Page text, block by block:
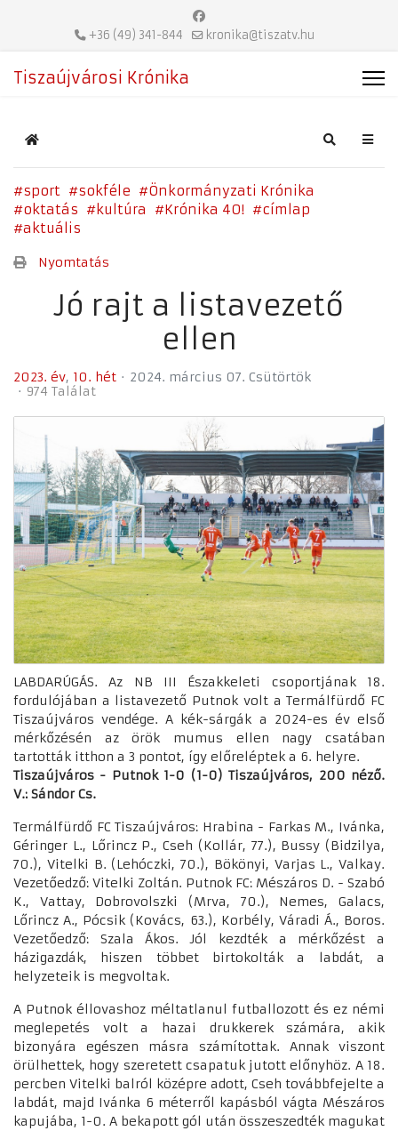
+36 (49) 341-844 kronika@tiszatv.hu
Tiszaújvárosi Krónika
Home Search
sport sokféle
Önkormányzati Krónika
oktatás
kultúra Krónika 40!
címlap
aktuális
Nyomtatás
Jó rajt a listavezető
ellen
2023. év 10. hét
2024. március 07. Csütörtök
974 Találat
LABDARÚGÁS. Az NB III Északkeleti csoportjának 18.
fordulójában a listavezető Putnok volt a Termálfürdő FC
Tiszaújváros vendége. A kék-sárgák a 2024-es év első
mérkőzésén az örök mumus ellen nagy csatában
tartották itthon a 3 pontot, így előreléptek a 6. helyre.
Tiszaújváros - Putnok 1-0 (1-0) Tiszaújváros, 200 néző.
V.: Sándor Cs.
Termálfürdő FC Tiszaújváros: Hrabina - Farkas M., Ivánka,
Géringer L., Lőrincz P., Cseh (Kollár, 77.), Bussy (Bidzilya,
70.), Vitelki B. (Lehóczki, 70.), Bökönyi, Varjas L., Valkay.
Vezetőedző: Vitelki Zoltán. Putnok FC: Mészáros D. - Szabó
K., Vattay, Dobrovolszki (Mrva, 70.), Nemes, Galacs,
Lőrincz A., Pócsik (Kovács, 63.), Korbély, Váradi Á., Boros.
Vezetőedző: Szala Ákos. Jól kezdték a mérkőzést a
házigazdák, hiszen többet birtokolták a labdát, a
helyzeteik is megvoltak.
A Putnok éllovashoz méltatlanul futballozott és ez némi
meglepetés volt a hazai drukkerek számára, akik
bizonyára egészen másra számítottak. Annak viszont
örülhettek, hogy szeretett csapatuk jutott előnyhöz. A 18.
percben Vitelki balról középre adott, Cseh továbbfejelte a
labdát, majd Ivánka 6 méterről kapásból vágta Mészáros
kapujába, 1-0. A bekapott gól után összeszedték magukat